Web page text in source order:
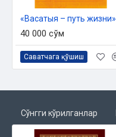
«Васатыя – путь жизни»
40 000 сўм
Саватчага қўшиш
Сўнгги кўрилганлар